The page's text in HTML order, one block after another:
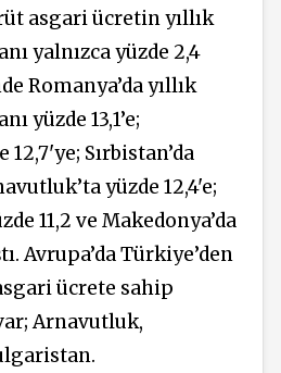
asgari ücretin yıllık
yalnızca yüzde 2,4
Romanya’da yıllık
yüzde 13,1’e;
12,7'ye; Sırbistan’da
yüzde 12,4'e;
11,2 ve Makedonya’da
Avrupa’da Türkiye’den
ücrete sahip
Arnavutluk,